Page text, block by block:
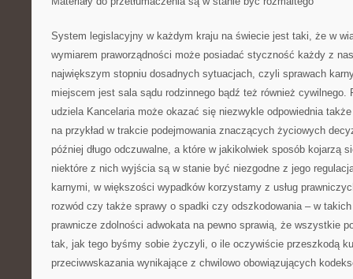
System legislacyjny w każdym kraju na świecie jest taki, że w
wymiarem praworządności może posiadać styczność każdy z
największym stopniu dosadnych sytuacjach, czyli sprawach
miejscem jest sala sądu rodzinnego bądź też również cywilnego.
udziela Kancelaria może okazać się niezwykle odpowiednia
na przykład w trakcie podejmowania znaczących życiowych
później długo odczuwalne, a które w jakikolwiek sposób kojarzą
niektóre z nich wyjścia są w stanie być niezgodne z jego
karnymi, w większości wypadków korzystamy z usług
rozwód czy także sprawy o spadki czy odszkodowania – w
prawnicze zdolności adwokata na pewno sprawią, że wszystkie
tak, jak tego byśmy sobie życzyli, o ile oczywiście przeszkodą
przeciwwskazania wynikające z chwilowo obowiązujących